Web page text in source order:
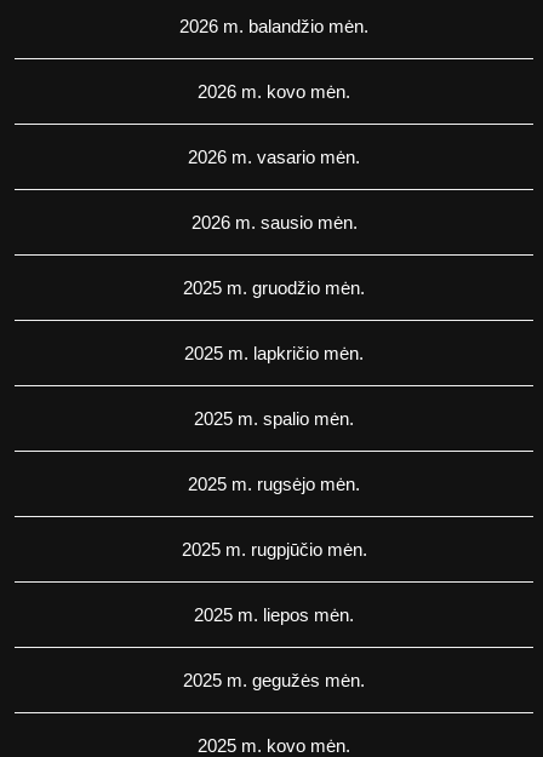
2026 m. balandžio mėn.
2026 m. kovo mėn.
2026 m. vasario mėn.
2026 m. sausio mėn.
2025 m. gruodžio mėn.
2025 m. lapkričio mėn.
2025 m. spalio mėn.
2025 m. rugsėjo mėn.
2025 m. rugpjūčio mėn.
2025 m. liepos mėn.
2025 m. gegužės mėn.
2025 m. kovo mėn.